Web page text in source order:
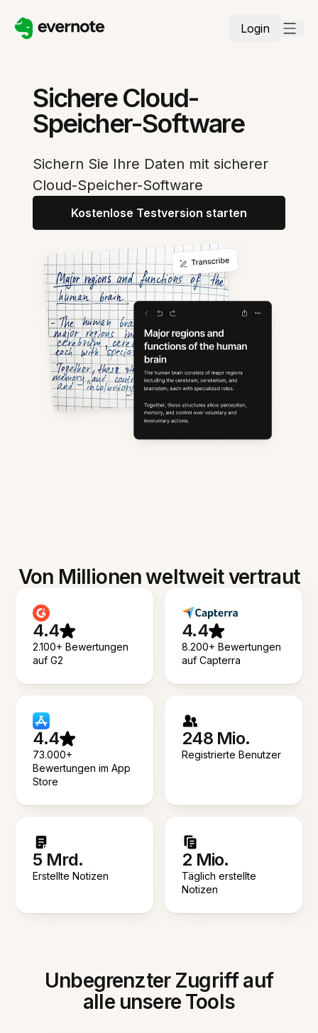
Login
Sichere Cloud-
Speicher-Software
Sichern Sie Ihre Daten mit sicherer
Cloud-Speicher-Software
Kostenlose Testversion starten
Von Millionen weltweit vertraut
4.4
2.100+ Bewertungen
auf G2
4.4
8.200+ Bewertungen
auf Capterra
4.4
73.000+
Bewertungen im App
Store
248 Mio.
Registrierte Benutzer
5 Mrd.
Erstellte Notizen
2 Mio.
Täglich erstellte
Notizen
Unbegrenzter Zugriff auf
alle unsere Tools